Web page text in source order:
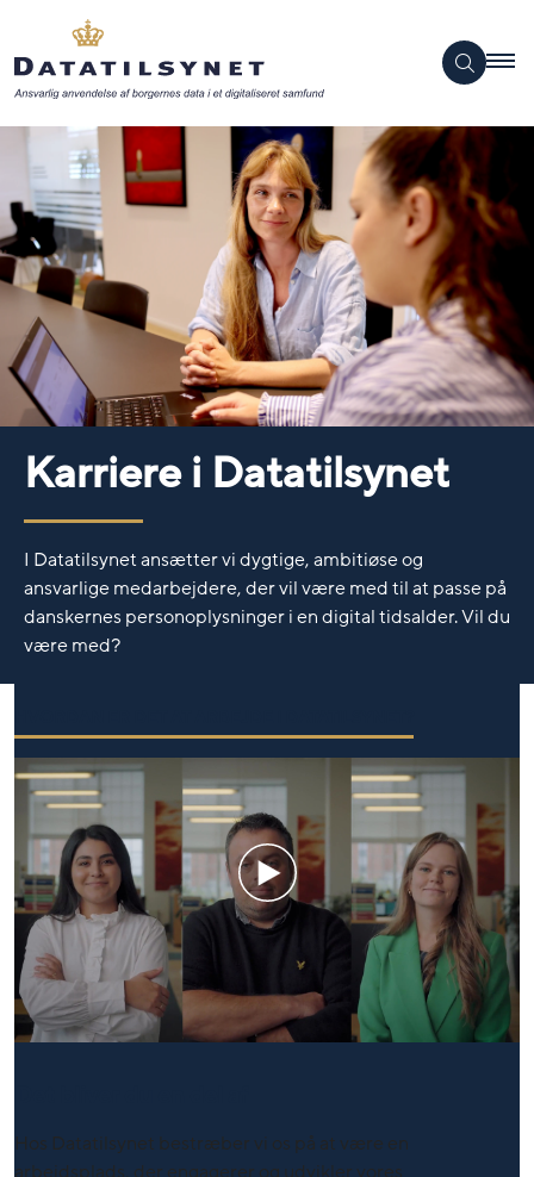
Karriere i Datatilsynet
I Datatilsynet ansætter vi dygtige, ambitiøse og
ansvarlige medarbejdere, der vil være med til at passe på
danskernes personoplysninger i en digital tidsalder. Vil du
være med?
Hos Datatilsynet bestræber vi os på at være en
arbejdsplads, der engagerer og udvikler vores